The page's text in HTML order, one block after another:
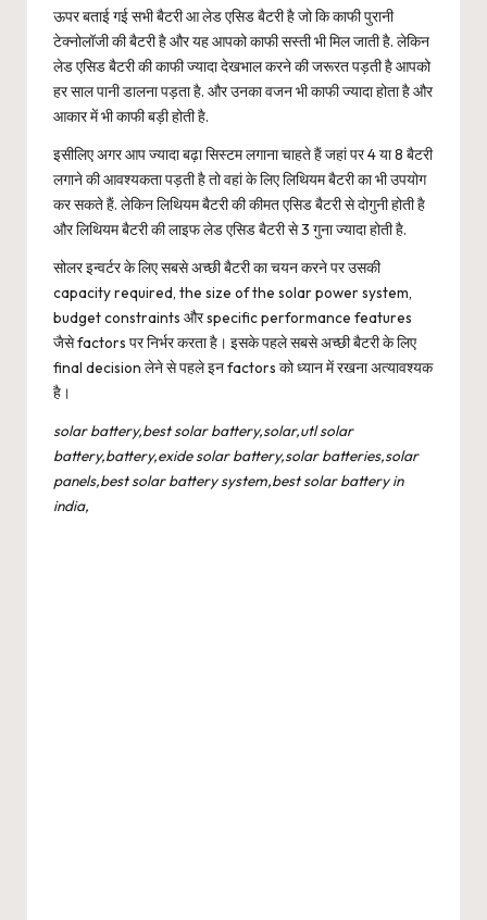
ऊपर बताई गई सभी बैटरी आ लेड एसिड बैटरी है जो कि काफी पुरानी
टेक्नोलॉजी की बैटरी है और यह आपको काफी सस्ती भी मिल जाती है. लेकिन
लेड एसिड बैटरी की काफी ज्यादा देखभाल करने की जरूरत पड़ती है आपको
हर साल पानी डालना पड़ता है. और उनका वजन भी काफी ज्यादा होता है और
आकार में भी काफी बड़ी होती है.
इसीलिए अगर आप ज्यादा बढ़ा सिस्टम लगाना चाहते हैं जहां पर 4 या 8 बैटरी
लगाने की आवश्यकता पड़ती है तो वहां के लिए लिथियम बैटरी का भी उपयोग
कर सकते हैं. लेकिन लिथियम बैटरी की कीमत एसिड बैटरी से दोगुनी होती है
और लिथियम बैटरी की लाइफ लेड एसिड बैटरी से 3 गुना ज्यादा होती है.
सोलर इन्वर्टर के लिए सबसे अच्छी बैटरी का चयन करने पर उसकी
capacity required, the size of the solar power system,
budget constraints और specific performance features
जैसे factors पर निर्भर करता है। इसके पहले सबसे अच्छी बैटरी के लिए
final decision लेने से पहले इन factors को ध्यान में रखना अत्यावश्यक
है।
solar battery,best solar battery,solar,utl solar
battery,battery,exide solar battery,solar batteries,solar
panels,best solar battery system,best solar battery in
india,